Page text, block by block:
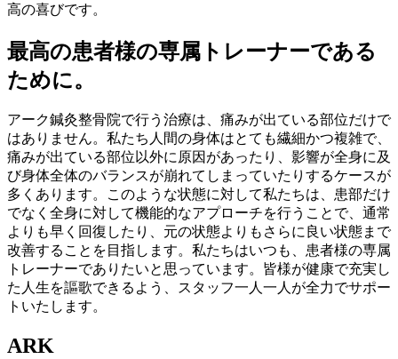
高の喜びです。
最高の患者様の専属トレーナーである
ために。
アーク鍼灸整骨院で行う治療は、痛みが出ている部位だけで
はありません。私たち人間の身体はとても繊細かつ複雑で、
痛みが出ている部位以外に原因があったり、影響が全身に及
び身体全体のバランスが崩れてしまっていたりするケースが
多くあります。このような状態に対して私たちは、患部だけ
でなく全身に対して機能的なアプローチを行うことで、通常
よりも早く回復したり、元の状態よりもさらに良い状態まで
改善することを目指します。私たちはいつも、患者様の専属
トレーナーでありたいと思っています。皆様が健康で充実し
た人生を謳歌できるよう、スタッフ一人一人が全力でサポー
トいたします。
ARK